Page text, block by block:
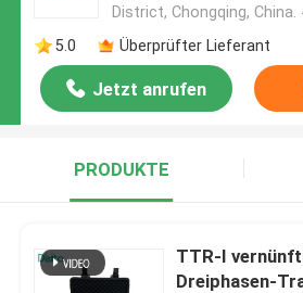
District, Chongqing, China.
5.0
Überprüfter Lieferant
Jetzt anrufen
PRODUKTE
TTR-I
Dreiphasen-